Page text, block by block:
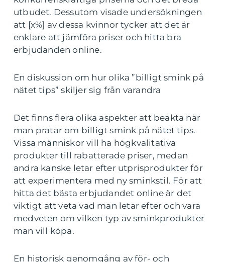
utbudet. Dessutom visade undersökningen
att [x%] av dessa kvinnor tycker att det är
enklare att jämföra priser och hitta bra
erbjudanden online.
En diskussion om hur olika ”billigt smink på
nätet tips” skiljer sig från varandra
Det finns flera olika aspekter att beakta när
man pratar om billigt smink på nätet tips.
Vissa människor vill ha högkvalitativa
produkter till rabatterade priser, medan
andra kanske letar efter utprisprodukter för
att experimentera med ny sminkstil. För att
hitta det bästa erbjudandet online är det
viktigt att veta vad man letar efter och vara
medveten om vilken typ av sminkprodukter
man vill köpa.
En historisk genomgång av för- och